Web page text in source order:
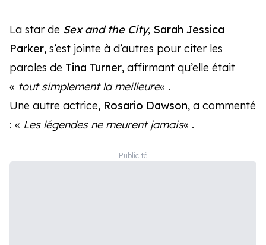
La star de Sex and the City, Sarah Jessica
Parker, s’est jointe à d’autres pour citer les
paroles de Tina Turner, affirmant qu’elle était
« tout simplement la meilleure« .
Une autre actrice, Rosario Dawson, a commenté
: « Les légendes ne meurent jamais« .